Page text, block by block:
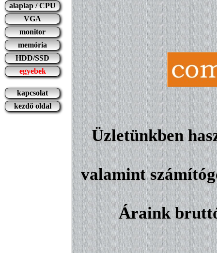
alaplap / CPU
VGA
monitor
memória
HDD/SSD
egyebek
kapcsolat
kezdő oldal
Üzletünkben
valamint
Áraink